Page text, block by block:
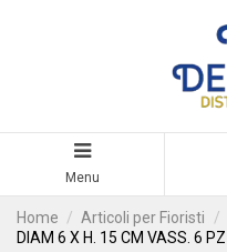
Menu
Home Articoli per Fioristi
DIAM 6 X H. 15 CM VASS. 6